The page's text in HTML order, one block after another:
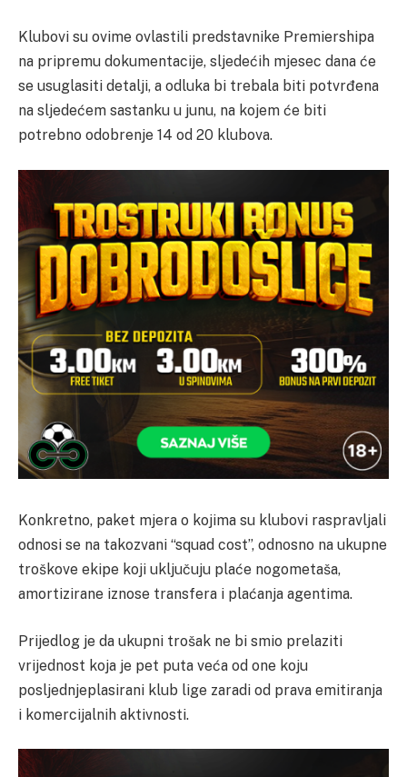
Klubovi su ovime ovlastili predstavnike Premiershipa
na pripremu dokumentacije, sljedećih mjesec dana će
se usuglasiti detalji, a odluka bi trebala biti potvrđena
na sljedećem sastanku u junu, na kojem će biti
potrebno odobrenje 14 od 20 klubova.
Konkretno, paket mjera o kojima su klubovi raspravljali
odnosi se na takozvani “squad cost”, odnosno na ukupne
troškove ekipe koji uključuju plaće nogometaša,
amortizirane iznose transfera i plaćanja agentima.
Prijedlog je da ukupni trošak ne bi smio prelaziti
vrijednost koja je pet puta veća od one koju
posljednjeplasirani klub lige zaradi od prava emitiranja
i komercijalnih aktivnosti.